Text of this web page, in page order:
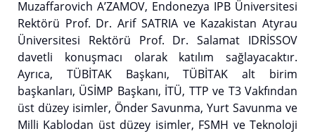
Muzaffarovich A’ZAMOV, Endonezya IPB Üniversitesi
Rektörü Prof. Dr. Arif SATRIA ve Kazakistan Atyrau
Üniversitesi Rektörü Prof. Dr. Salamat IDRİSSOV
davetli konuşmacı olarak katılım sağlayacaktır.
Ayrıca, TÜBİTAK Başkanı, TÜBİTAK alt birim
başkanları, ÜSİMP Başkanı, İTÜ, TTP ve T3 Vakfından
üst düzey isimler, Önder Savunma, Yurt Savunma ve
Milli Kablodan üst düzey isimler, FSMH ve Teknoloji